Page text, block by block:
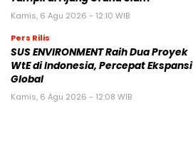
Kamis, 6 Agu 2026 - 12:10 WIB
Pers Rilis
SUS ENVIRONMENT Raih Dua Proyek
WtE di Indonesia, Percepat Ekspansi
Global
Kamis, 6 Agu 2026 - 12:08 WIB